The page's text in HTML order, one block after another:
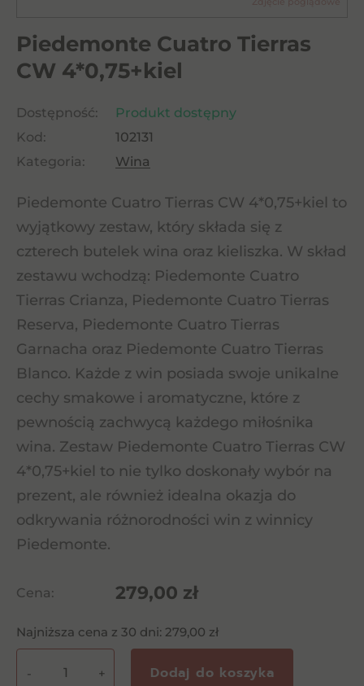
Piedemonte Cuatro Tierras
CW 4*0,75+kiel
Dostępność:
Produkt dostępny
Kod:
102131
Kategoria:
Wina
Piedemonte Cuatro Tierras CW 4*0,75+kiel to
wyjątkowy zestaw, który składa się z
czterech butelek wina oraz kieliszka. W skład
zestawu wchodzą: Piedemonte Cuatro
Tierras Crianza, Piedemonte Cuatro Tierras
Reserva, Piedemonte Cuatro Tierras
Garnacha oraz Piedemonte Cuatro Tierras
Blanco. Każde z win posiada swoje unikalne
cechy smakowe i aromatyczne, które z
pewnością zachwycą każdego miłośnika
wina. Zestaw Piedemonte Cuatro Tierras CW
4*0,75+kiel to nie tylko doskonały wybór na
prezent, ale również idealna okazja do
odkrywania różnorodności win z winnicy
Piedemonte.
Cena: 279,00 zł
Najniższa cena z 30 dni: 279,00 zł
- + Dodaj do koszyka